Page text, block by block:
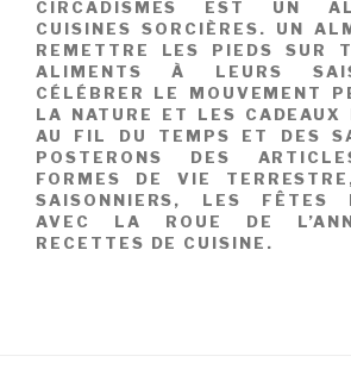
CIRCADISMES EST UN
CUISINES SORCIÈRES. UN
REMETTRE LES PIEDS SUR
ALIMENTS À LEURS
CÉLÉBRER LE MOUVEMENT
LA NATURE ET LES CADEAUX
AU FIL DU TEMPS ET DES
POSTERONS DES
FORMES DE VIE
SAISONNIERS, LES FÊTES
AVEC LA ROUE DE
RECETTES DE CUISINE.